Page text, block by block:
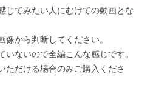
じてみたい人にむけての動画とな
から判断してください。
ないので全編こんな感じです。
ただける場合のみご購入くださ